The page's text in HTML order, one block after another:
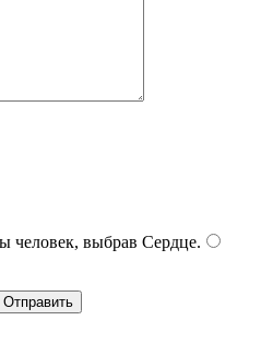
человек, выбрав Сердце.